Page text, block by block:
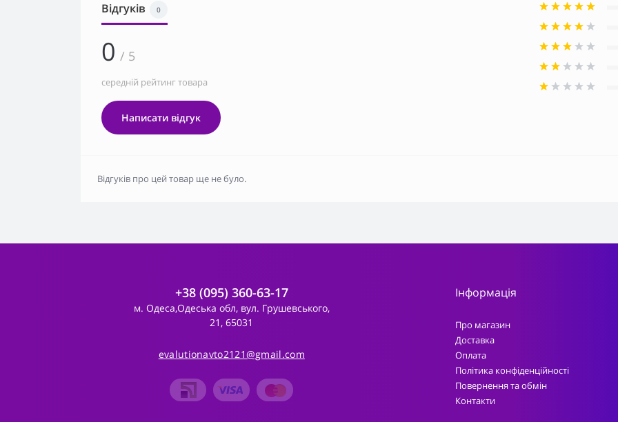
Відгуків 0
0 / 5
середній рейтинг товара
Написати відгук
Відгуків про цей товар ще не було.
+38 (095) 360-63-17
м. Одеса,Одеська обл, вул. Грушевського,
21, 65031
evalutionavto2121@gmail.com
Інформація
Про магазин
Доставка
Оплата
Політика конфіденційності
Повернення та обмін
Контакти